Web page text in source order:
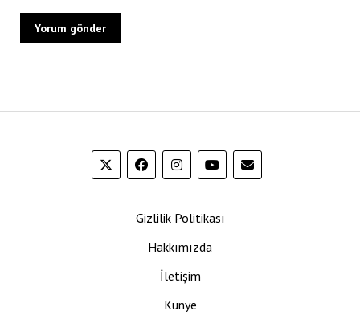
Gizlilik Politikası
Hakkımızda
İletişim
Künye